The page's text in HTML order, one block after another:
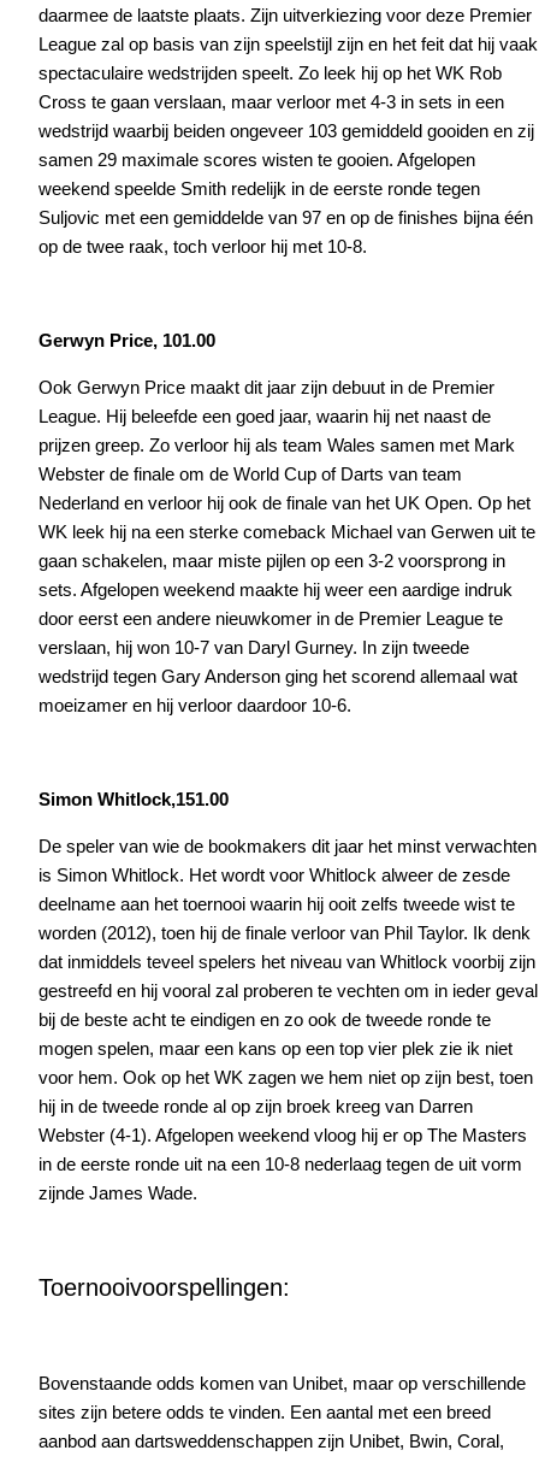
daarmee de laatste plaats. Zijn uitverkiezing voor deze Premier
League zal op basis van zijn speelstijl zijn en het feit dat hij vaak
spectaculaire wedstrijden speelt. Zo leek hij op het WK Rob
Cross te gaan verslaan, maar verloor met 4-3 in sets in een
wedstrijd waarbij beiden ongeveer 103 gemiddeld gooiden en zij
samen 29 maximale scores wisten te gooien. Afgelopen
weekend speelde Smith redelijk in de eerste ronde tegen
Suljovic met een gemiddelde van 97 en op de finishes bijna één
op de twee raak, toch verloor hij met 10-8.
Gerwyn Price, 101.00
Ook Gerwyn Price maakt dit jaar zijn debuut in de Premier
League. Hij beleefde een goed jaar, waarin hij net naast de
prijzen greep. Zo verloor hij als team Wales samen met Mark
Webster de finale om de World Cup of Darts van team
Nederland en verloor hij ook de finale van het UK Open. Op het
WK leek hij na een sterke comeback Michael van Gerwen uit te
gaan schakelen, maar miste pijlen op een 3-2 voorsprong in
sets. Afgelopen weekend maakte hij weer een aardige indruk
door eerst een andere nieuwkomer in de Premier League te
verslaan, hij won 10-7 van Daryl Gurney. In zijn tweede
wedstrijd tegen Gary Anderson ging het scorend allemaal wat
moeizamer en hij verloor daardoor 10-6.
Simon Whitlock,151.00
De speler van wie de bookmakers dit jaar het minst verwachten
is Simon Whitlock. Het wordt voor Whitlock alweer de zesde
deelname aan het toernooi waarin hij ooit zelfs tweede wist te
worden (2012), toen hij de finale verloor van Phil Taylor. Ik denk
dat inmiddels teveel spelers het niveau van Whitlock voorbij zijn
gestreefd en hij vooral zal proberen te vechten om in ieder geval
bij de beste acht te eindigen en zo ook de tweede ronde te
mogen spelen, maar een kans op een top vier plek zie ik niet
voor hem. Ook op het WK zagen we hem niet op zijn best, toen
hij in de tweede ronde al op zijn broek kreeg van Darren
Webster (4-1). Afgelopen weekend vloog hij er op The Masters
in de eerste ronde uit na een 10-8 nederlaag tegen de uit vorm
zijnde James Wade.
Toernooivoorspellingen:
Bovenstaande odds komen van Unibet, maar op verschillende
sites zijn betere odds te vinden. Een aantal met een breed
aanbod aan dartsweddenschappen zijn Unibet, Bwin, Coral,